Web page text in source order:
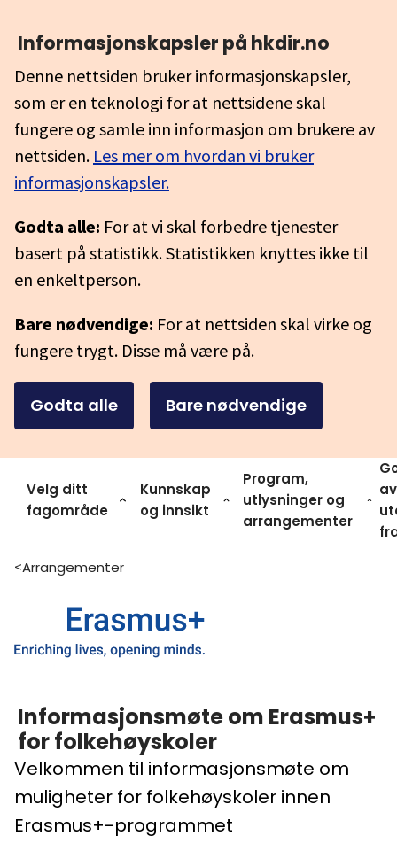
Informasjonskapsler på hkdir.no
Denne nettsiden bruker informasjonskapsler,
som er en teknologi for at nettsidene skal
fungere og samle inn informasjon om brukere av
nettsiden. Les mer om hvordan vi bruker
informasjonskapsler.
Godta alle: For at vi skal forbedre tjenester
basert på statistikk. Statistikken knyttes ikke til
en enkeltperson.
Bare nødvendige: For at nettsiden skal virke og
fungere trygt. Disse må være på.
Godta alle Bare nødvendige
Velg ditt
fagområde
Kunnskap
og innsikt
Program,
utlysninger og
arrangementer
av
>Arrangementer
Informasjonsmøte om Erasmus+
for folkehøyskoler
Velkommen til informasjonsmøte om
muligheter for folkehøyskoler innen
Erasmus+-programmet